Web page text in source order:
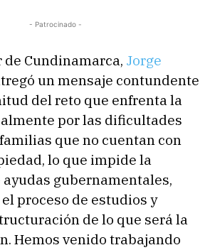
- Patrocinado -
Cundinamarca, Jorge
un mensaje contundente
del reto que enfrenta la
por las dificultades
que no cuentan con
lo que impide la
gubernamentales,
el proceso de estudios y
de lo que será la
Hemos venido trabajando